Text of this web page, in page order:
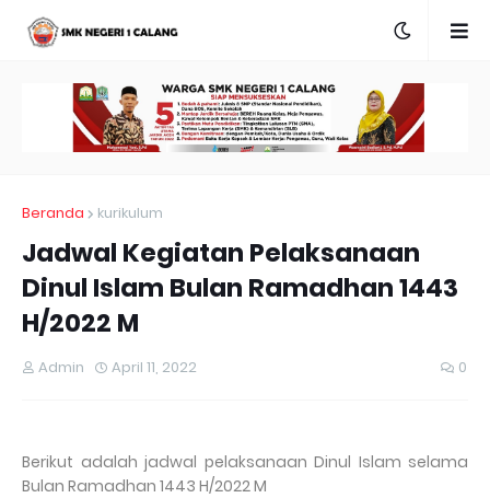
Beranda kurikulum
Jadwal Kegiatan Pelaksanaan
Dinul Islam Bulan Ramadhan 1443
H/2022 M
Admin April 11, 2022 0
Berikut adalah jadwal pelaksanaan Dinul Islam selama
Bulan Ramadhan 1443 H/2022 M